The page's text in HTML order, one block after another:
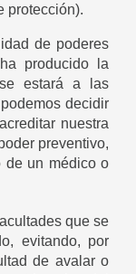
protección).
de poderes
producido la
estará a las
decidir
nuestra
preventivo,
de un médico o
que se
evitando, por
de avalar o